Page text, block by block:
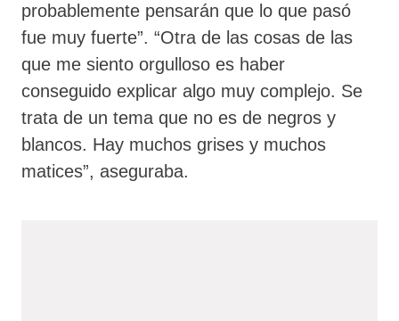
probablemente pensarán que lo que pasó
fue muy fuerte”. “Otra de las cosas de las
que me siento orgulloso es haber
conseguido explicar algo muy complejo. Se
trata de un tema que no es de negros y
blancos. Hay muchos grises y muchos
matices”, aseguraba.